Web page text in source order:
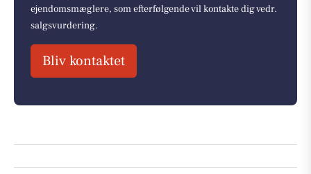
ejendomsmæglere, som efterfølgende vil kontakte dig vedr.
salgsvurdering.
Bliv kontaktet